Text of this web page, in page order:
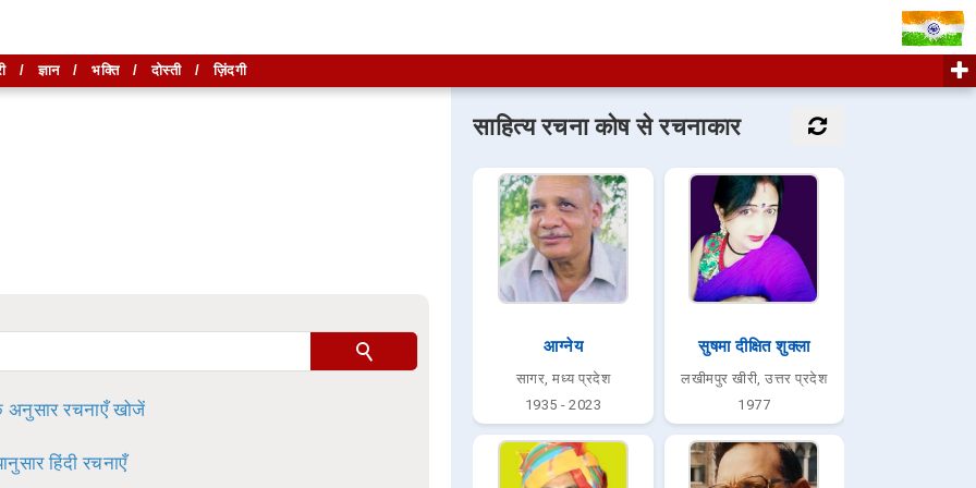
अनुसार रचनाएँ खोजें
हिंदी रचनाएँ
साहित्य रचना कोष से रचनाकार
आग्नेय
सागर, मध्य प्रदेश
1935 - 2023
सुषमा दीक्षित शुक्ला
लखीमपुर खीरी, उत्तर प्रदेश
1977
खोजें
/ज्ञान/ भक्ति/दोस्ती/ज़िंदगी
है।